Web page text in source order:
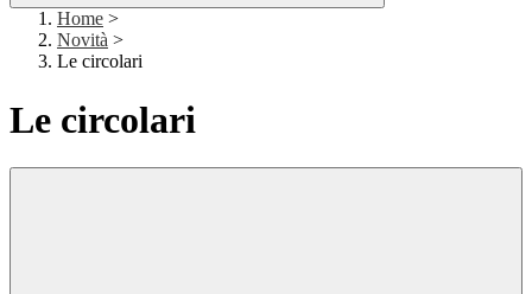
Home >
Novità >
Le circolari
Le circolari